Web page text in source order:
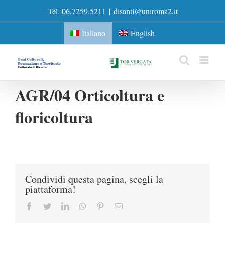
to
Tel. 06.7259.5211 | disanti@uniroma2.it
Italiano English
AGR/04 Orticoltura e
floricoltura
Condividi questa pagina, scegli la
piattaforma!
Facebook
TwitterLinkedInWhatsappPinterestEmail